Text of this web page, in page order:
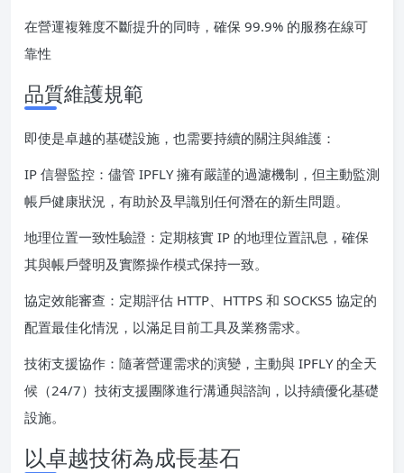
在營運複雜度不斷提升的同時，確保 99.9% 的服務在線可
靠性
品質維護規範
即使是卓越的基礎設施，也需要持續的關注與維護：
IP 信譽監控：儘管 IPFLY 擁有嚴謹的過濾機制，但主動監測
帳戶健康狀況，有助於及早識別任何潛在的新生問題。
地理位置一致性驗證：定期核實 IP 的地理位置訊息，確保
其與帳戶聲明及實際操作模式保持一致。
協定效能審查：定期評估 HTTP、HTTPS 和 SOCKS5 協定的
配置最佳化情況，以滿足目前工具及業務需求。
技術支援協作：隨著營運需求的演變，主動與 IPFLY 的全天
候（24/7）技術支援團隊進行溝通與諮詢，以持續優化基礎
設施。
以卓越技術為成長基石